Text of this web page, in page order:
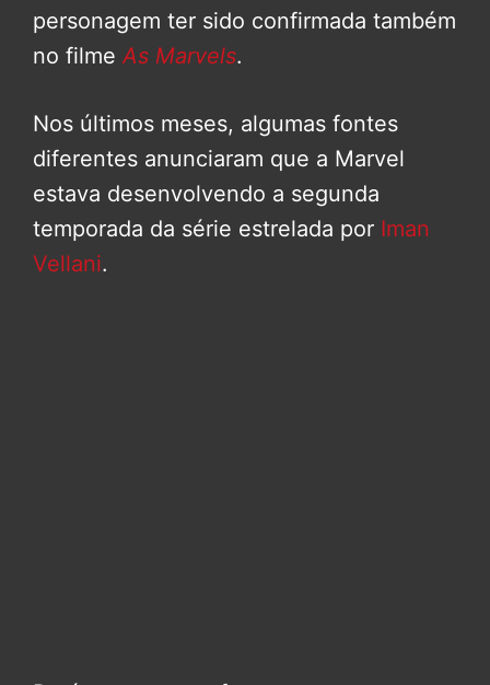
personagem ter sido confirmada também
no filme As Marvels.
Nos últimos meses, algumas fontes
diferentes anunciaram que a Marvel
estava desenvolvendo a segunda
temporada da série estrelada por Iman
Vellani.